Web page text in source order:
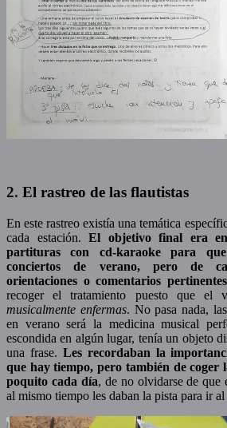
2. El rastreo de las flautistas
En este rastreo existía una temática
cada estación.El objetivo final era
partituras con cd-karaoke para
conciertos de verano, pero de
orientaciones o comentarios pertinentes
recoger el tratamiento puesto que el
musicalmente enfermas. No pasa nada,
en verano será la medicina musical
escondida en algún lugar, tenía un objeto
una frase. Les recordaban la
que hay tiempo, pero también de coger
poquito cada día, de no olvidarse de
al mismo tiempo les daban la pista para ir al